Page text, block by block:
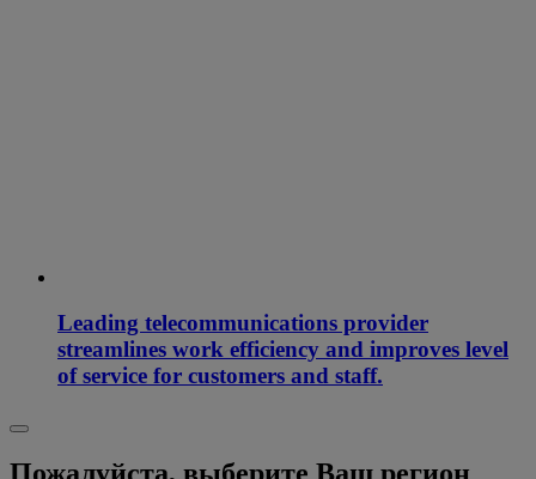
Leading telecommunications provider
streamlines work efficiency and improves level
of service for customers and staff.